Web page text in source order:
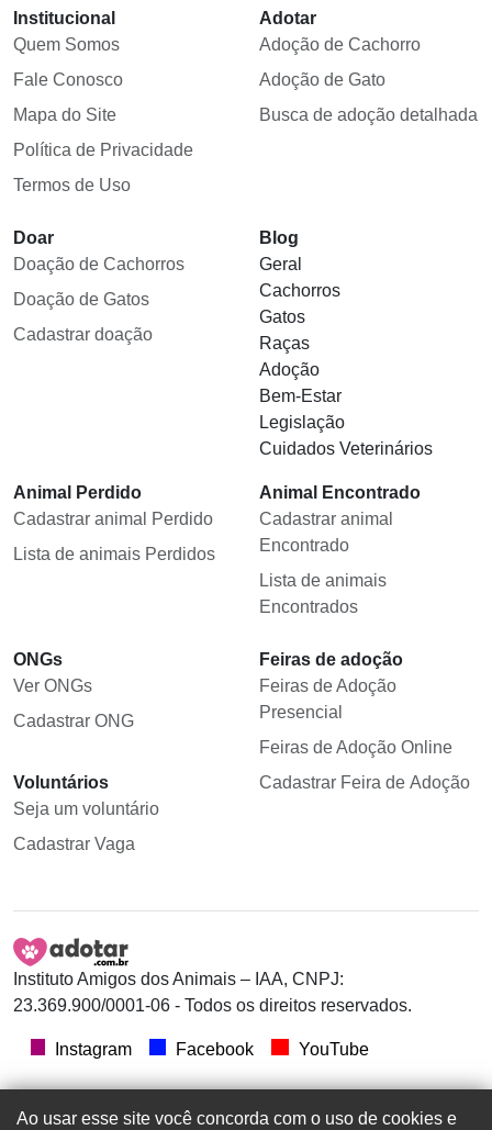
Institucional
Quem Somos
Fale Conosco
Mapa do Site
Política de Privacidade
Termos de Uso
Adotar
Adoção de Cachorro
Adoção de Gato
Busca de adoção detalhada
Doar
Doação de Cachorros
Doação de Gatos
Cadastrar doação
Blog
Geral
Cachorros
Gatos
Raças
Adoção
Bem-Estar
Legislação
Cuidados Veterinários
Animal Perdido
Cadastrar animal Perdido
Lista de animais Perdidos
Animal Encontrado
Cadastrar animal
Encontrado
Lista de animais
Encontrados
ONGs
Ver ONGs
Cadastrar ONG
Voluntários
Seja um voluntário
Cadastrar Vaga
Feiras de adoção
Feiras de Adoção
Presencial
Feiras de Adoção Online
Cadastrar Feira de Adoção
Instituto Amigos dos Animais – IAA, CNPJ:
23.369.900/0001-06 - Todos os direitos reservados.
Instagram Facebook YouTube
Ao usar esse site você concorda com o uso de cookies e